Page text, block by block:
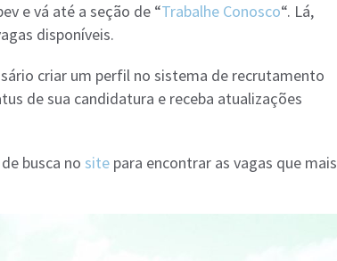
e vá até a seção de “Trabalhe Conosco“. Lá,
disponíveis.
criar um perfil no sistema de recrutamento
de sua candidatura e receba atualizações
busca no site para encontrar as vagas que mais